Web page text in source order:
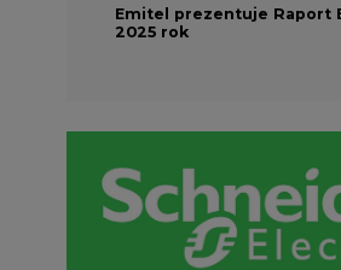
Emitel prezentuje Raport
2025 rok